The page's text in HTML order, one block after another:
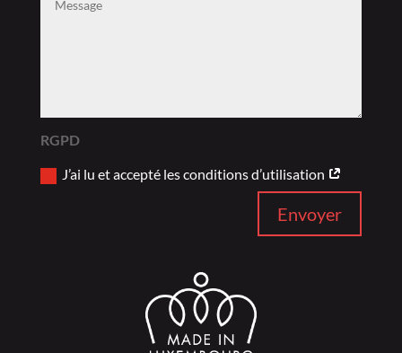
RGPD
J’ai lu et accepté les conditions d’utilisation
Envoyer